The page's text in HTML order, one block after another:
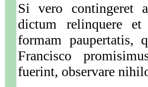
Si vero contingeret
dictum relinquere
formam paupertatis,
Francisco
fuerint, observare